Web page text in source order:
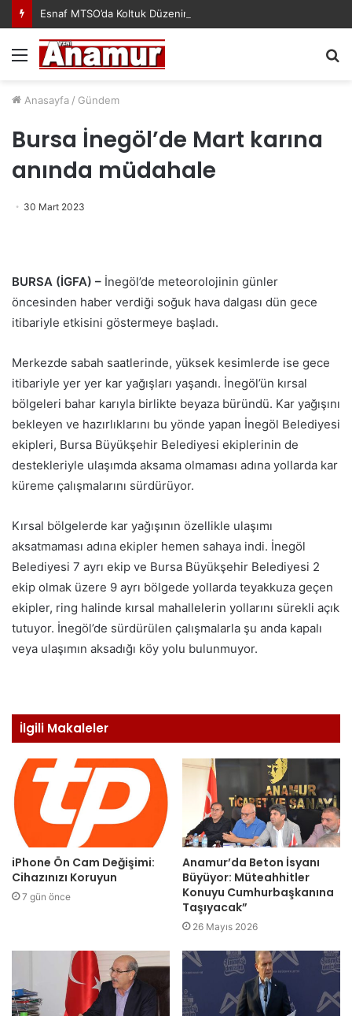
Esnaf MTSO’da Koltuk Düzenine İsyan Etti!
Menü
Anasayfa / Gündem
Bursa İnegöl’de Mart karına
anında müdahale
30 Mart 2023
BURSA (İGFA) – İnegöl’de meteorolojinin günler
öncesinden haber verdiği soğuk hava dalgası dün gece
itibariyle etkisini göstermeye başladı.
Merkezde sabah saatlerinde, yüksek kesimlerde ise gece
itibariyle yer yer kar yağışları yaşandı. İnegöl’ün kırsal
bölgeleri bahar karıyla birlikte beyaza büründü. Kar yağışını
bekleyen ve hazırlıklarını bu yönde yapan İnegöl Belediyesi
ekipleri, Bursa Büyükşehir Belediyesi ekiplerinin de
destekleriyle ulaşımda aksama olmaması adına yollarda kar
küreme çalışmalarını sürdürüyor.
Kırsal bölgelerde kar yağışının özellikle ulaşımı
aksatmaması adına ekipler hemen sahaya indi. İnegöl
Belediyesi 7 ayrı ekip ve Bursa Büyükşehir Belediyesi 2
ekip olmak üzere 9 ayrı bölgede yollarda teyakkuza geçen
ekipler, ring halinde kırsal mahallelerin yollarını sürekli açık
tutuyor. İnegöl’de sürdürülen çalışmalarla şu anda kapalı
veya ulaşımın aksadığı köy yolu bulunmuyor.
İlgili Makaleler
iPhone Ön Cam Değişimi:
Cihazınızı Koruyun
7 gün önce
Anamur’da Beton İsyanı
Büyüyor: Müteahhitler
Konuyu Cumhurbaşkanına
Taşıyacak”
26 Mayıs 2026